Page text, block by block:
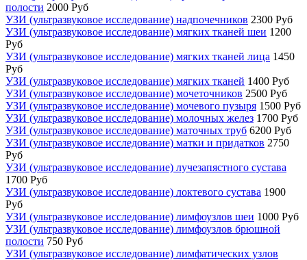
полости 2000 Руб
УЗИ (ультразвуковое исследование) надпочечников 2300 Руб
УЗИ (ультразвуковое исследование) мягких тканей шеи 1200
Руб
УЗИ (ультразвуковое исследование) мягких тканей лица 1450
Руб
УЗИ (ультразвуковое исследование) мягких тканей 1400 Руб
УЗИ (ультразвуковое исследование) мочеточников 2500 Руб
УЗИ (ультразвуковое исследование) мочевого пузыря 1500 Руб
УЗИ (ультразвуковое исследование) молочных желез 1700 Руб
УЗИ (ультразвуковое исследование) маточных труб 6200 Руб
УЗИ (ультразвуковое исследование) матки и придатков 2750
Руб
УЗИ (ультразвуковое исследование) лучезапястного сустава
1700 Руб
УЗИ (ультразвуковое исследование) локтевого сустава 1900
Руб
УЗИ (ультразвуковое исследование) лимфоузлов шеи 1000 Руб
УЗИ (ультразвуковое исследование) лимфоузлов брюшной
полости 750 Руб
УЗИ (ультразвуковое исследование) лимфатических узлов